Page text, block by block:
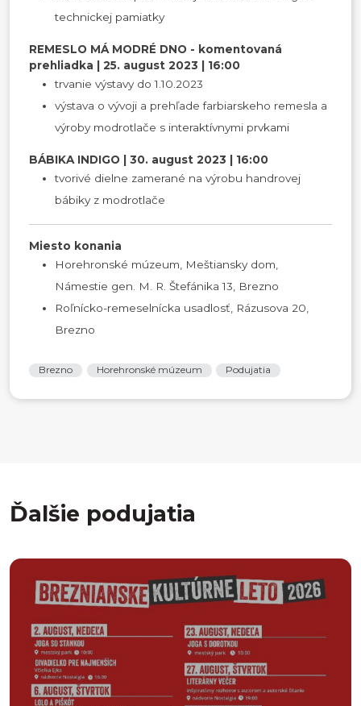
technickej pamiatky
REMESLO MÁ MODRÉ DNO - komentovaná
prehliadka | 25. august 2023 | 16:00
trvanie výstavy do 1.10.2023
výstava o vývoji a prehľade farbiarskeho remesla a
výroby modrotlače s interaktívnymi prvkami
BÁBIKA INDIGO | 30. august 2023 | 16:00
tvorivé dielne zamerané na výrobu handrovej
bábiky z modrotlače
Miesto konania
Horehronské múzeum, Meštiansky dom,
Námestie gen. M. R. Štefánika 13, Brezno
Roľnícko-remeselnícka usadlosť, Rázusova 20,
Brezno
Brezno Horehronské múzeum Podujatia
Ďalšie podujatia